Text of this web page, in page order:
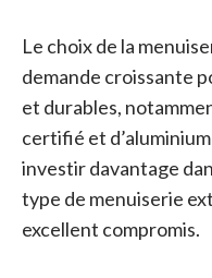
Le choix de la
demande croissante
et durables,
certifié et
investir davantage
type de menuiserie
excellent compromis.